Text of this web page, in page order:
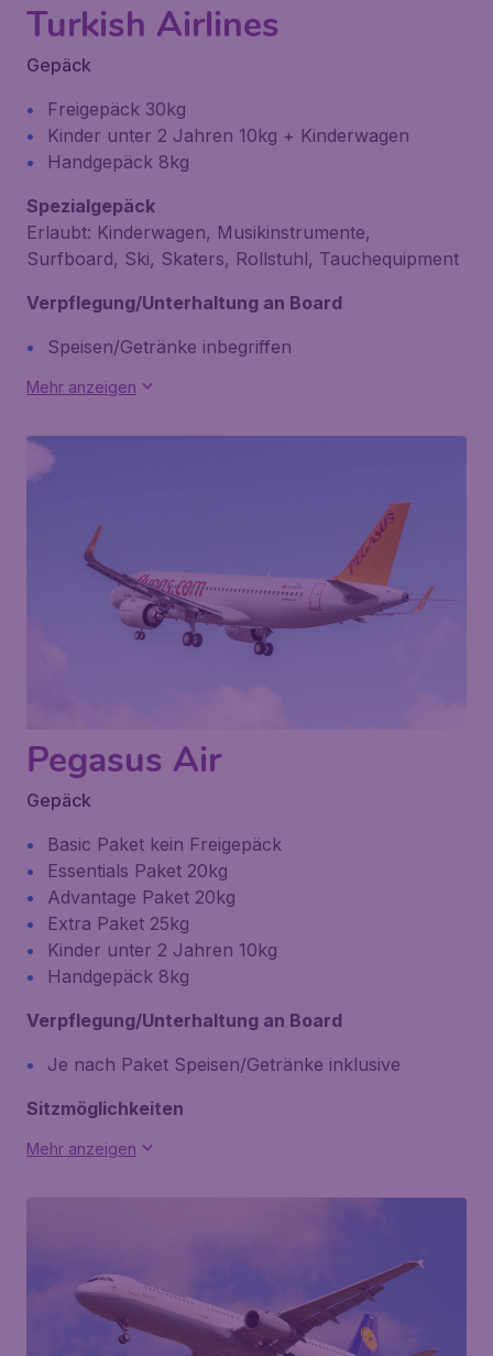
Turkish Airlines
Gepäck
Freigepäck 30kg
Kinder unter 2 Jahren 10kg + Kinderwagen
Handgepäck 8kg
Spezialgepäck
Erlaubt: Kinderwagen, Musikinstrumente,
Surfboard, Ski, Skaters, Rollstuhl, Tauchequipment
Verpflegung/Unterhaltung an Board
Speisen/Getränke inbegriffen
Mehr anzeigen
Pegasus Air
Gepäck
Basic Paket kein Freigepäck
Essentials Paket 20kg
Advantage Paket 20kg
Extra Paket 25kg
Kinder unter 2 Jahren 10kg
Handgepäck 8kg
Verpflegung/Unterhaltung an Board
Je nach Paket Speisen/Getränke inklusive
Sitzmöglichkeiten
Mehr anzeigen